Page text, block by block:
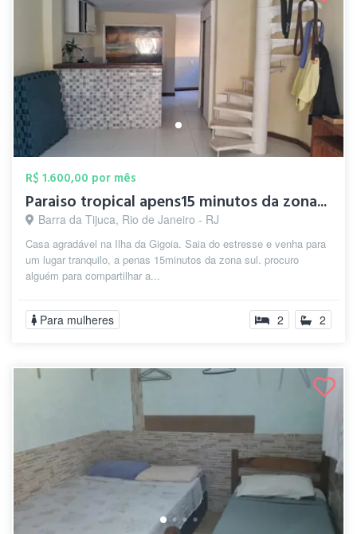
R$ 1.600,00 por mês
Paraiso tropical apens15 minutos da zona...
Barra da Tijuca, Rio de Janeiro - RJ
Casa agradável na Ilha da Gigoia. Saia do estresse e venha para
um lugar tranquilo, a penas 15minutos da zona sul. procuro
alguém para compartilhar a...
Para mulheres 2 2